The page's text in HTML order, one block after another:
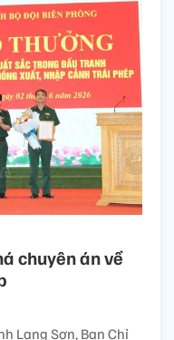
chuyên án về
Lạng Sơn, Ban Chỉ